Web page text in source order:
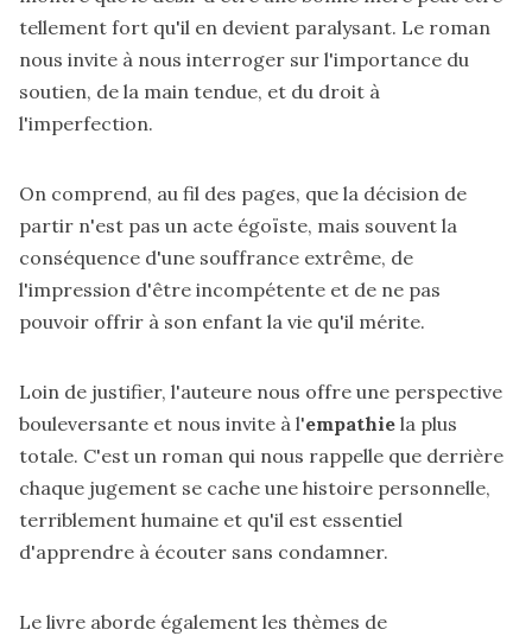
tellement fort qu'il en devient paralysant. Le roman
nous invite à nous interroger sur l'importance du
soutien, de la main tendue, et du droit à
l'imperfection.
On comprend, au fil des pages, que la décision de
partir n'est pas un acte égoïste, mais souvent la
conséquence d'une souffrance extrême, de
l'impression d'être incompétente et de ne pas
pouvoir offrir à son enfant la vie qu'il mérite.
Loin de justifier, l'auteure nous offre une perspective
bouleversante et nous invite à l'empathie la plus
totale. C'est un roman qui nous rappelle que derrière
chaque jugement se cache une histoire personnelle,
terriblement humaine et qu'il est essentiel
d'apprendre à écouter sans condamner.
Le livre aborde également les thèmes de